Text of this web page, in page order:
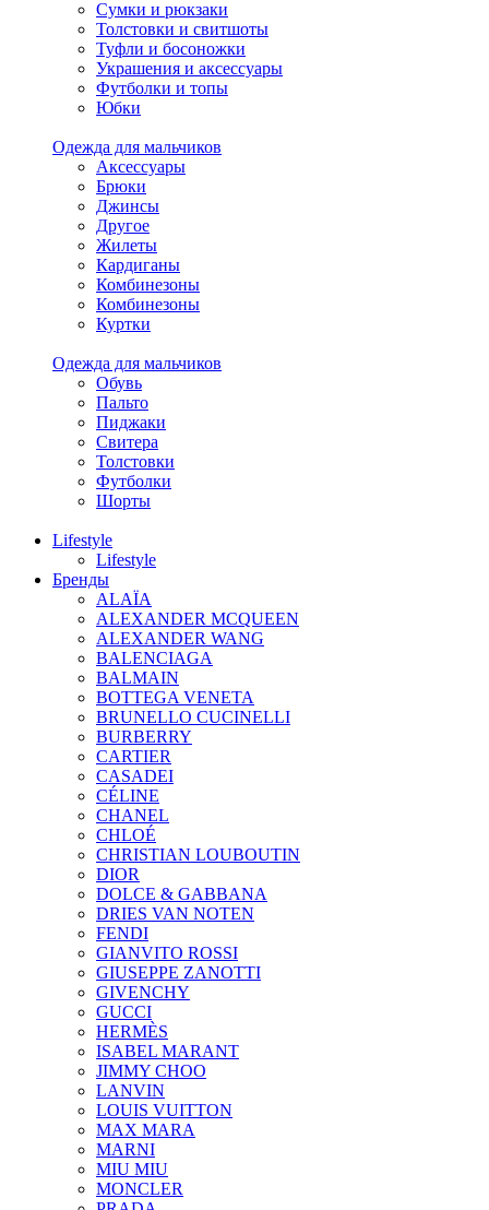
Сумки и рюкзаки
Толстовки и свитшоты
Туфли и босоножки
Украшения и аксессуары
Футболки и топы
Юбки
Одежда для мальчиков
Аксессуары
Брюки
Джинсы
Другое
Жилеты
Кардиганы
Комбинезоны
Комбинезоны
Куртки
Одежда для мальчиков
Обувь
Пальто
Пиджаки
Свитера
Толстовки
Футболки
Шорты
Lifestyle
Lifestyle
Бренды
ALAÏA
ALEXANDER MCQUEEN
ALEXANDER WANG
BALENCIAGA
BALMAIN
BOTTEGA VENETA
BRUNELLO CUCINELLI
BURBERRY
CARTIER
CASADEI
CÉLINE
CHANEL
CHLOÉ
CHRISTIAN LOUBOUTIN
DIOR
DOLCE & GABBANA
DRIES VAN NOTEN
FENDI
GIANVITO ROSSI
GIUSEPPE ZANOTTI
GIVENCHY
GUCCI
HERMÈS
ISABEL MARANT
JIMMY CHOO
LANVIN
LOUIS VUITTON
MAX MARA
MARNI
MIU MIU
MONCLER